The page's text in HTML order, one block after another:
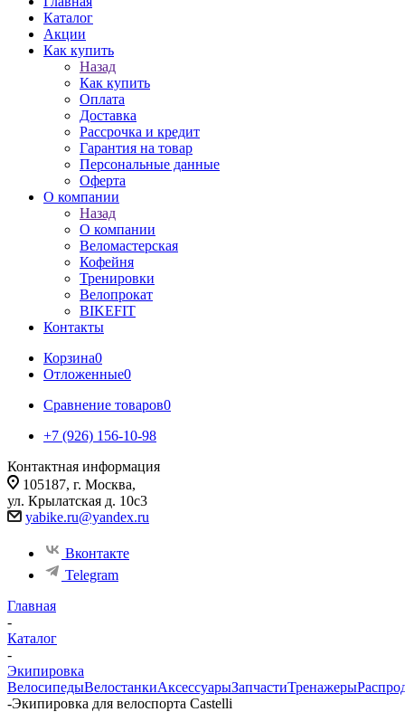
Каталог
Акции
Как купить
Назад
Как купить
Оплата
Доставка
Рассрочка и кредит
Гарантия на товар
Персональные данные
Оферта
О компании
Назад
О компании
Веломастерская
Кофейня
Тренировки
Велопрокат
BIKEFIT
Контакты
Корзина0
Отложенные0
Сравнение товаров0
+7 (926) 156-10-98
Контактная информация
105187, г. Москва,
ул. Крылатская д. 10с3
yabike.ru@yandex.ru
Вконтакте
Telegram
Главная
-
Каталог
-
Экипировка
ВелосипедыВелостанкиАксессуарыЗапчастиТренажеры
-Экипировка для велоспорта Castelli